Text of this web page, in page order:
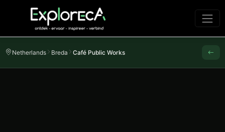
Netherlands Breda Café Public Works